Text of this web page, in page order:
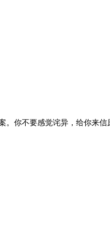
。你不要感觉诧异，给你来